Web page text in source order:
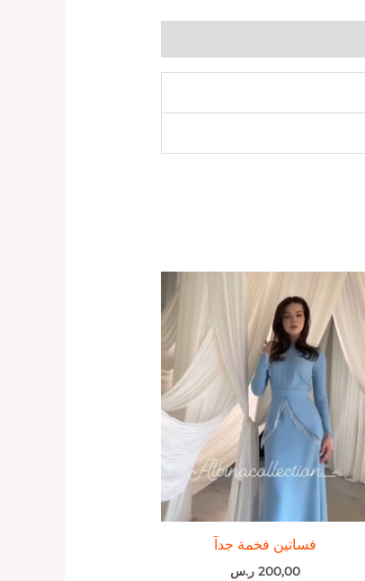
فساتين فخمة جدآ
200,00 ر.س